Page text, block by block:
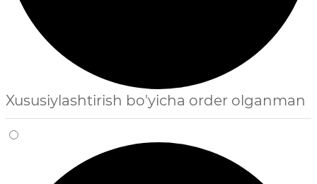
Xususiylashtirish bo'yicha order olganman